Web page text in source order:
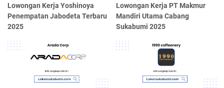
Lowongan Kerja Yoshinoya
Penempatan Jabodeta Terbaru
2025
Lowongan Kerja PT Makmur
Mandiri Utama Cabang
Sukabumi 2025